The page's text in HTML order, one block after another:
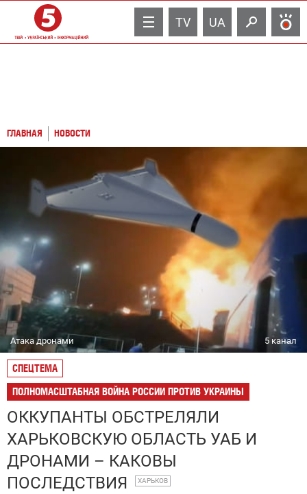
TV UA
ГЛАВНАЯ НОВОСТИ
Атака дронами 5 канал
СПЕЦТЕМА
ПОЛНОМАСШТАБНАЯ ВОЙНА РОССИИ ПРОТИВ УКРАИНЫ
ОККУПАНТЫ ОБСТРЕЛЯЛИ
ХАРЬКОВСКУЮ ОБЛАСТЬ УАБ И
ДРОНАМИ – КАКОВЫ
ПОСЛЕДСТВИЯ
ХАРЬКОВ